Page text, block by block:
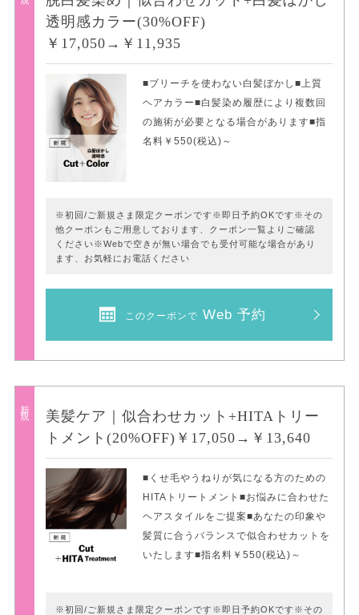
透明感カラー(30%OFF)
￥17,050→￥11,935
■ブリーチを使わない白髪ぼかし■上質
ヘアカラー■白髪染め履歴により複数回
の施術が必要となる場合があります■指
名料￥550(税込)～
※初回/ご新規さま限定クーポンです※即日予約OKです※その
他クーポンもご用意しております、クーポン一覧よりご確認
ください※Webで空きが無い場合でも受付可能な場合があり
ます、お気軽にお電話ください
このクーポンで Web 予約
新規
美髪ケア｜似合わせカット+HITAトリー
トメント(20%OFF)￥17,050→￥13,640
■くせ毛やうねりが気になる方のための
HITAトリートメント■お悩みに合わせた
ヘアスタイルをご提案■あなたの印象や
髪質に合うバランスで似合わせカットを
いたします■指名料￥550(税込)～
※初回/ご新規さま限定クーポンです※即日予約OKです※その